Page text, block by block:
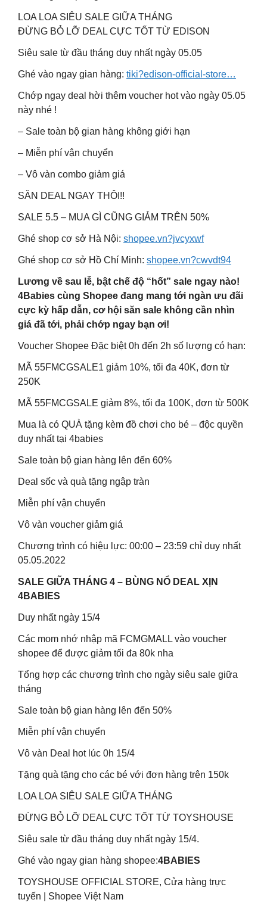
LOA LOA SIÊU SALE GIỮA THÁNG
ĐỪNG BỎ LỠ DEAL CỰC TỐT TỪ EDISON
Siêu sale từ đầu tháng duy nhất ngày 05.05
Ghé vào ngay gian hàng: tiki?edison-official-store…
Chớp ngay deal hời thêm voucher hot vào ngày 05.05
này nhé !
– Sale toàn bộ gian hàng không giới hạn
– Miễn phí vận chuyển
– Vô vàn combo giảm giá
SĂN DEAL NGAY THÔI!!
SALE 5.5 – MUA GÌ CŨNG GIẢM TRÊN 50%
Ghé shop cơ sở Hà Nội: shopee.vn?jvcyxwf
Ghé shop cơ sở Hồ Chí Minh: shopee.vn?cwvdt94
Lương về sau lễ, bật chế độ “hốt” sale ngay nào!
4Babies cùng Shopee đang mang tới ngàn ưu đãi
cực kỳ hấp dẫn, cơ hội săn sale không cần nhìn
giá đã tới, phải chớp ngay bạn ơi!
Voucher Shopee Đặc biệt 0h đến 2h số lượng có hạn:
MÃ 55FMCGSALE1 giảm 10%, tối đa 40K, đơn từ
250K
MÃ 55FMCGSALE giảm 8%, tối đa 100K, đơn từ 500K
Mua là có QUÀ tặng kèm đồ chơi cho bé – độc quyền
duy nhất tại 4babies
Sale toàn bộ gian hàng lên đến 60%
Deal sốc và quà tặng ngập tràn
Miễn phí vận chuyển
Vô vàn voucher giảm giá
Chương trình có hiệu lực: 00:00 – 23:59 chỉ duy nhất
05.05.2022
SALE GIỮA THÁNG 4 – BÙNG NỔ DEAL XỊN
4BABIES
Duy nhất ngày 15/4
Các mom nhớ nhập mã FCMGMALL vào voucher
shopee để được giảm tối đa 80k nha
Tổng hợp các chương trình cho ngày siêu sale giữa
tháng
Sale toàn bộ gian hàng lên đến 50%
Miễn phí vận chuyển
Vô vàn Deal hot lúc 0h 15/4
Tặng quà tặng cho các bé với đơn hàng trên 150k
LOA LOA SIÊU SALE GIỮA THÁNG
ĐỪNG BỎ LỠ DEAL CỰC TỐT TỪ TOYSHOUSE
Siêu sale từ đầu tháng duy nhất ngày 15/4.
Ghé vào ngay gian hàng shopee:4BABIES
TOYSHOUSE OFFICIAL STORE, Cửa hàng trực
tuyến | Shopee Việt Nam